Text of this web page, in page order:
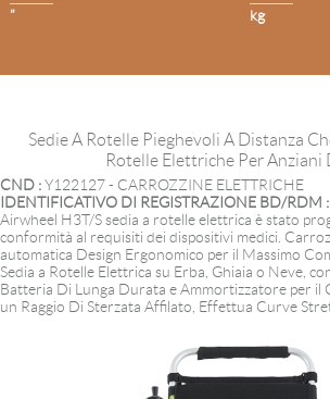
” kg
Sedie A Rotelle Pieghevoli A Distanza
Rotelle Elettriche Per Anziani
CND :Y122127 - CARROZZINE ELETTRICHE
IDENTIFICATIVO DI REGISTRAZIONE BD/RDM :
Airwheel H3T/S sedia a rotelle elettrica è stato
conformità al requisiti dei dispositivi medici.
automatica Design Ergonomico per il Massimo
Sedia a Rotelle Elettrica su Erba, Ghiaia o Neve,
Batteria Di Lunga Durata e Ammortizzatore per il
un Raggio Di Sterzata Affilato, Effettua Curve